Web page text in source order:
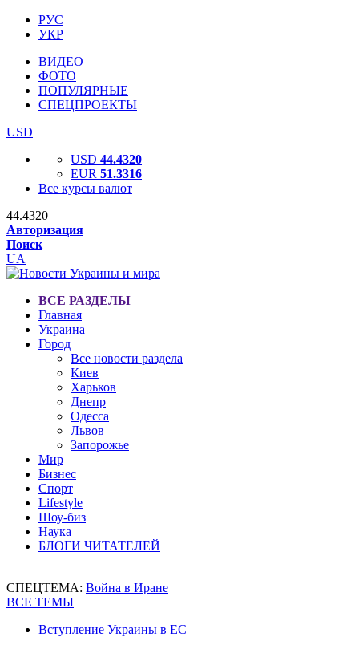
РУС
УКР
ВИДЕО
ФОТО
ПОПУЛЯРНЫЕ
СПЕЦПРОЕКТЫ
USD
USD 44.4320
EUR 51.3316
Все курсы валют
44.4320
Авторизация
Поиск
UA
ВСЕ РАЗДЕЛЫ
Главная
Украина
Город
Все новости раздела
Киев
Харьков
Днепр
Одесса
Львов
Запорожье
Мир
Бизнес
Спорт
Lifestyle
Шоу-биз
Наука
БЛОГИ ЧИТАТЕЛЕЙ
СПЕЦТЕМА: Война в Иране
ВСЕ ТЕМЫ
Вступление Украины в ЕС